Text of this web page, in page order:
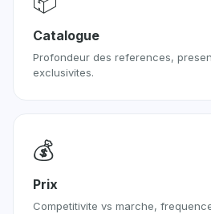
Catalogue
Profondeur des references,
exclusivites.
💰
Prix
Competitivite vs marche,